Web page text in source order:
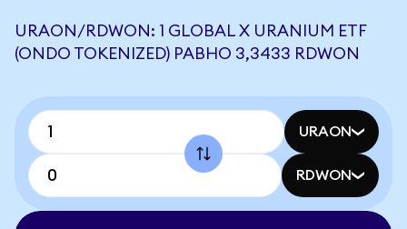
URAON/RDWON: 1 GLOBAL X URANIUM ETF
(ONDO TOKENIZED) РАВНО 3,3433 RDWON
URAON
RDWON